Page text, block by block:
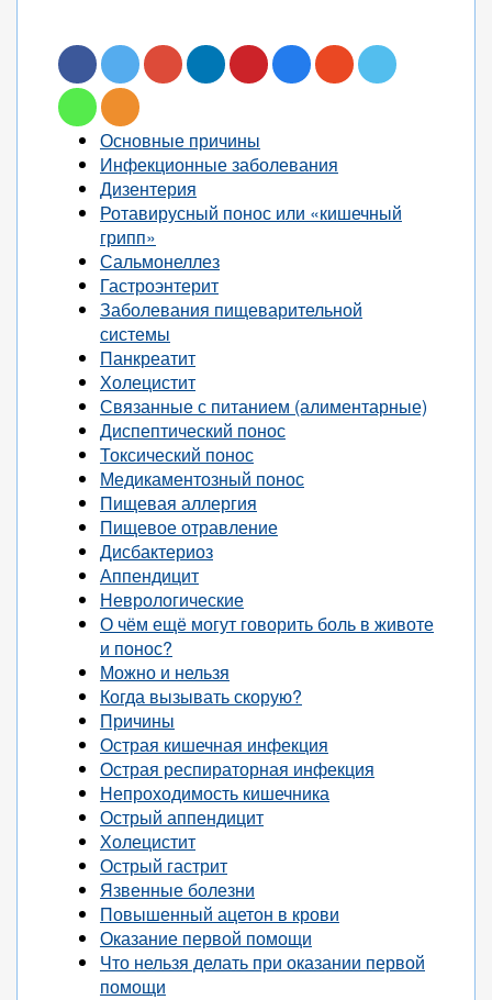
Основные причины
Инфекционные заболевания
Дизентерия
Ротавирусный понос или «кишечный
грипп»
Сальмонеллез
Гастроэнтерит
Заболевания пищеварительной
системы
Панкреатит
Холецистит
Связанные с питанием (алиментарные)
Диспептический понос
Токсический понос
Медикаментозный понос
Пищевая аллергия
Пищевое отравление
Дисбактериоз
Аппендицит
Неврологические
О чём ещё могут говорить боль в животе
и понос?
Можно и нельзя
Когда вызывать скорую?
Причины
Острая кишечная инфекция
Острая респираторная инфекция
Непроходимость кишечника
Острый аппендицит
Холецистит
Острый гастрит
Язвенные болезни
Повышенный ацетон в крови
Оказание первой помощи
Что нельзя делать при оказании первой
помощи